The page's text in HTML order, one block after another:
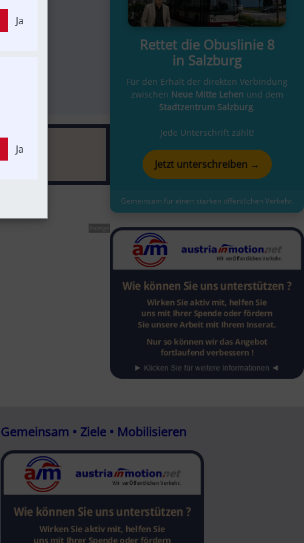
Rettet die Obuslinie 8
in Salzburg
Für den Erhalt der direkten Verbindung
zwischen Neue Mitte Lehen und dem
Stadtzentrum Salzburg.
Jede Unterschrift zählt!
Jetzt unterschreiben →
Gemeinsam für einen starken öffentlichen Verkehr.
Anzeige
Gemeinsam • Ziele • Mobilisieren
Ja
Ja